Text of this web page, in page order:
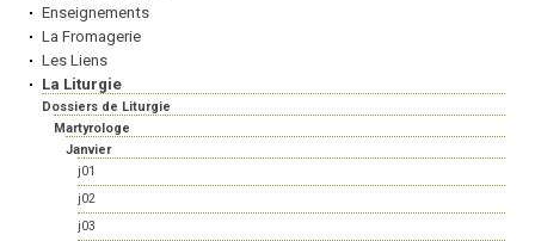
Enseignements
La Fromagerie
Les Liens
La Liturgie
Dossiers de Liturgie
Martyrologe
Janvier
j01
j02
j03